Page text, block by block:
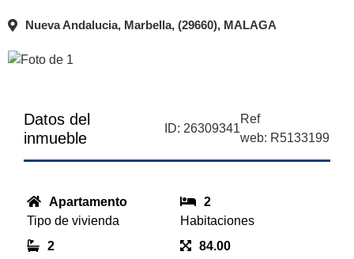
Nueva Andalucia, Marbella, (29660), MALAGA
Datos del
inmueble
ID: 26309341
Ref
web: R5133199
Apartamento
Tipo de vivienda
2
Habitaciones
2
84.00